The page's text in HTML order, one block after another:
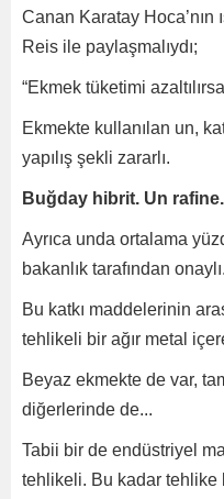
Canan Karatay Hoca’nın
Reis ile paylaşmalıydı;
“Ekmek tüketimi
Ekmekte kullanılan un,
yapılış şekli zararlı.
Buğday hibrit. Un rafine.
Ayrıca unda ortalama
bakanlık tarafından onaylı.
Bu katkı maddelerinin
tehlikeli bir ağır metal
Beyaz ekmekte de var,
diğerlerinde de...
Tabii bir de endüstriyel
tehlikeli. Bu kadar tehlike